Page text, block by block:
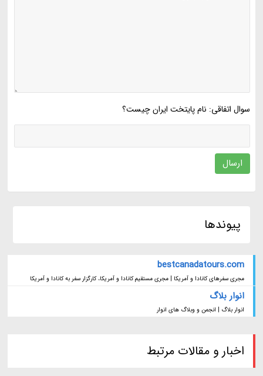
سوال اتفاقی: نام پایتخت ایران چیست؟
ارسال
پیوندها
bestcanadatours.com
مجری سفرهای کانادا و آمریکا | مجری مستقیم کانادا و آمریکا، کارگزار سفر به کانادا و آمریکا
انوار بلاگ
انوار بلاگ | انجمن و وبلاگ های انوار
اخبار و مقالات مرتبط